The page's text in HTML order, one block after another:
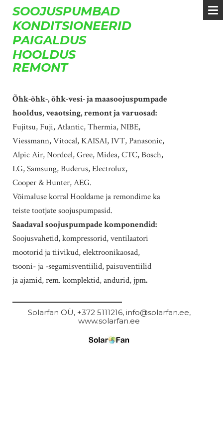
SOOJUSPUMBAD
KONDITSIONEERID
PAIGALDUS
HOOLDUS
REMONT
Õhk-õhk-, õhk-vesi- ja maasoojuspumpade
hooldus, veaotsing, remont ja varuosad:
Fujitsu, Fuji, Atlantic, Thermia, NIBE,
Viessmann, Vitocal, KAISAI, IVT, Panasonic,
Alpic Air, Nordcel, Gree, Midea, CTC, Bosch,
LG, Samsung, Buderus, Electrolux,
Cooper & Hunter, AEG.
Võimaluse korral Hooldame ja remondime ka
teiste tootjate soojuspumpasid.
Saadaval soojuspumpade komponendid:
Soojusvahetid, kompressorid, ventilaatori
mootorid ja tiivikud, elektroonikaosad,
tsooni- ja -segamisventiilid, paisuventiilid
ja ajamid, rem. komplektid, andurid, jpm.
Solarfan OÜ, +372 5111216, info@solarfan.ee,
www.solarfan.ee